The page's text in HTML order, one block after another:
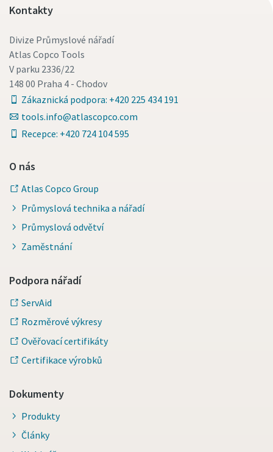
Momentum Talks
Objevte inspirativní a poutavé rozhovory s odborníky
Podívat se
Kontakty
Divize Průmyslové nářadí
Atlas Copco Tools
V parku 2336/22
148 00 Praha 4 - Chodov
Zákaznická podpora: +420 225 434 191
tools.info@atlascopco.com
Recepce: +420 724 104 595
O nás
Atlas Copco Group
Průmyslová technika a nářadí
Průmyslová odvětví
Zaměstnání
Podpora nářadí
ServAid
Rozměrové výkresy
Ověřovací certifikáty
Certifikace výrobků
Dokumenty
Produkty
Články